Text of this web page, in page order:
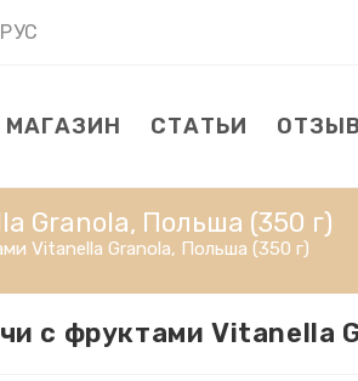
РУС
МАГАЗИН СТАТЬИ
Granola, Польша (350 г)
Vitanella Granola, Польша (350 г)
с фруктами Vitanella